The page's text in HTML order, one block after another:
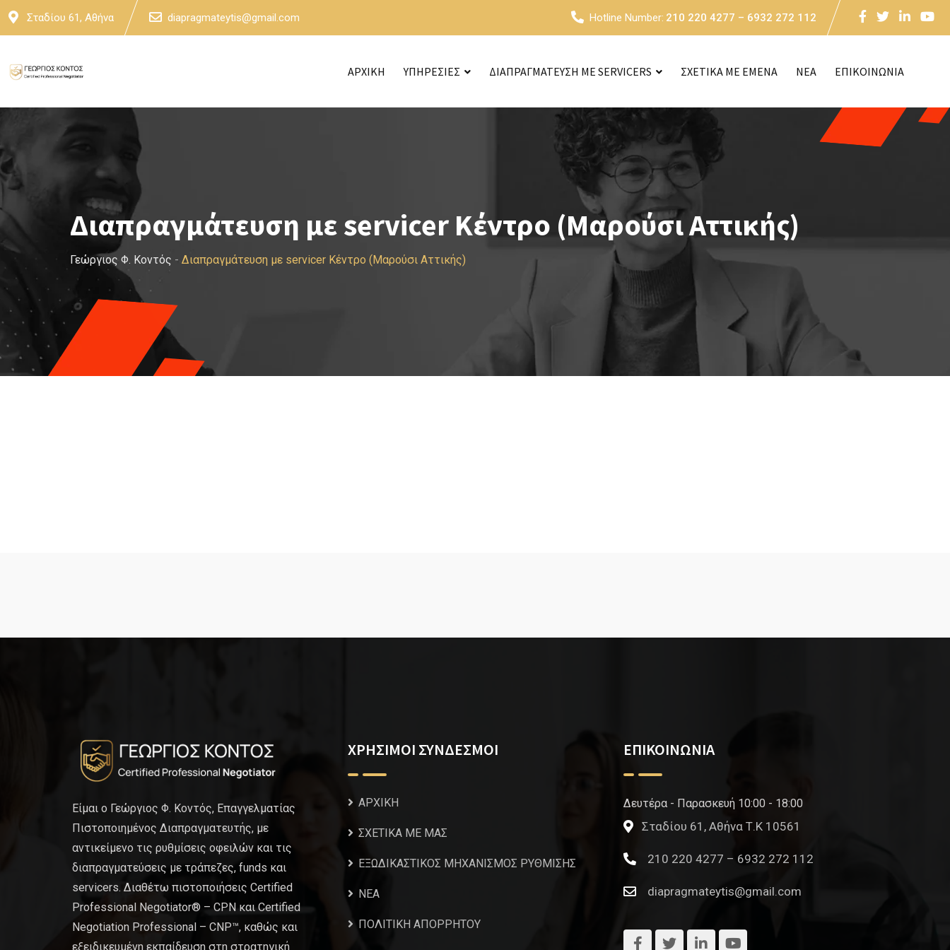
Skip
Σταδίου 61, Αθήνα diapragmateytis@gmail.com Hotline Number: 210 220 4277 – 6932 272 112
ΑΡΧΙΚΗ ΥΠΗΡΕΣΙΕΣ ΔΙΑΠΡΑΓΜΑΤΕΥΣΗ ΜΕ SERVICERS ΣΧΕΤΙΚΑ ΜΕ ΕΜΕΝΑ NEA ΕΠΙΚΟΙΝΩΝΙΑ
Διαπραγμάτευση με servicer Κέντρο (Μαρούσι Αττικής)
Γεώργιος Φ. Κοντός - Διαπραγμάτευση με servicer Κέντρο (Μαρούσι Αττικής)
Είμαι ο Γεώργιος Φ. Κοντός, Επαγγελματίας
Πιστοποιημένος Διαπραγματευτής, με
αντικείμενο τις ρυθμίσεις οφειλών και τις
διαπραγματεύσεις με τράπεζες, funds και
servicers. Διαθέτω πιστοποιήσεις Certified
Professional Negotiator® – CPN και Certified
Negotiation Professional – CNP™, καθώς και
εξειδικευμένη εκπαίδευση στη στρατηγική
ΧΡΗΣΙΜΟΙ ΣΥΝΔΕΣΜΟΙ
ΑΡΧΙΚΗ
ΣΧΕΤΙΚΑ ΜΕ ΜΑΣ
ΕΞΩΔΙΚΑΣΤΙΚΟΣ ΜΗΧΑΝΙΣΜΟΣ ΡΥΘΜΙΣΗΣ
NEA
ΠΟΛΙΤΙΚΗ ΑΠΟΡΡΗΤΟΥ
ΕΠΙΚΟΙΝΩΝΙΑ
Δευτέρα - Παρασκευή 10:00 - 18:00
Σταδίου 61, Αθήνα Τ.Κ 10561
210 220 4277 – 6932 272 112
diapragmateytis@gmail.com